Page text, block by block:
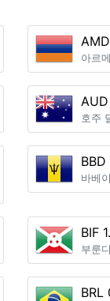
아르
호주
바베
BIF
부룬
BRL